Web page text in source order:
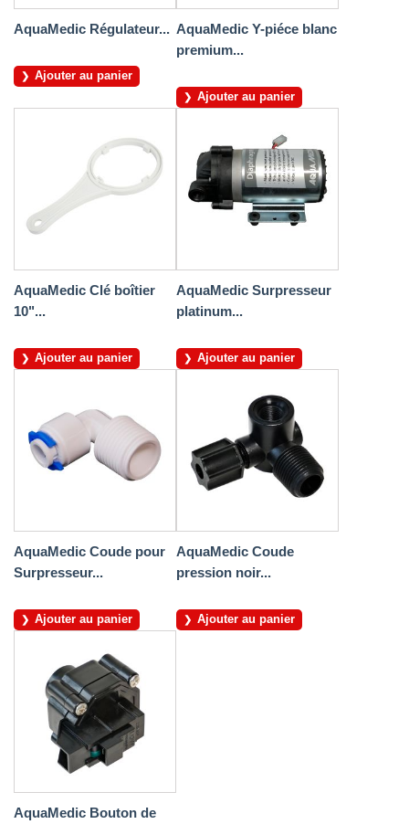
AquaMedic Régulateur...
Ajouter au panier
AquaMedic Y-piéce blanc
premium...
Ajouter au panier
AquaMedic Clé boîtier
10"...
Ajouter au panier
AquaMedic Surpresseur
platinum...
Ajouter au panier
AquaMedic Coude pour
Surpresseur...
Ajouter au panier
AquaMedic Coude
pression noir...
Ajouter au panier
AquaMedic Bouton de